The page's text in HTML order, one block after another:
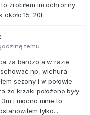
zrobiłem im ochronny
około 15-20l
temu
za bardzo a w razie
np, wichura
sezony i w połowie
że krzaki położone były
i mocno mnie to
tylko...